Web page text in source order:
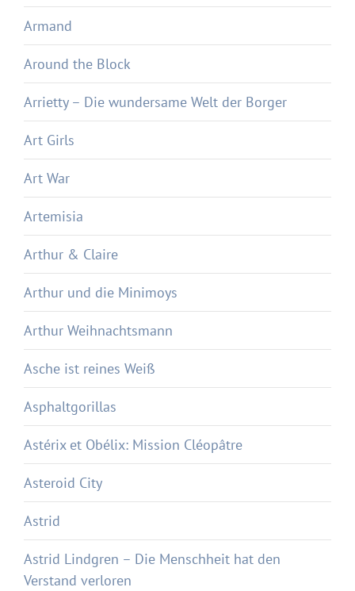
Armand
Around the Block
Arrietty – Die wundersame Welt der Borger
Art Girls
Art War
Artemisia
Arthur & Claire
Arthur und die Minimoys
Arthur Weihnachtsmann
Asche ist reines Weiß
Asphaltgorillas
Astérix et Obélix: Mission Cléopâtre
Asteroid City
Astrid
Astrid Lindgren – Die Menschheit hat den
Verstand verloren